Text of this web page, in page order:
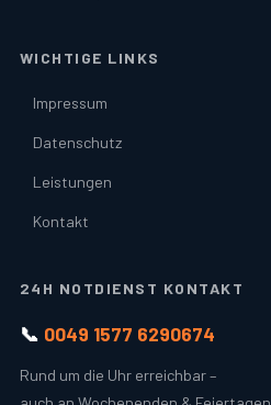
WICHTIGE LINKS
Impressum
Datenschutz
Leistungen
Kontakt
24H NOTDIENST KONTAKT
📞 0049 1577 6290674
Rund um die Uhr erreichbar –